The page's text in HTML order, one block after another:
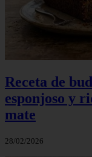
Receta de
esponjoso y
mate
28/02/2026